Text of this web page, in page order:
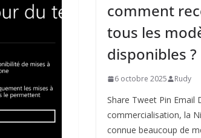
comment
tous les
disponibles ?
6 octobre 2025 Rudy
Share Tweet Pin Email
commercialisation, la
connue beaucoup de